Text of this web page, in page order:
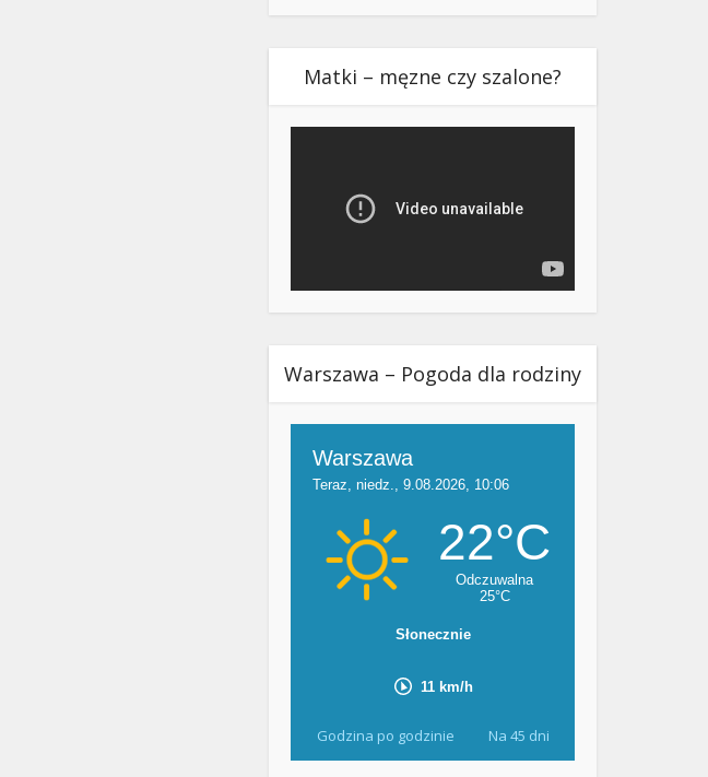
Matki – męzne czy szalone?
Warszawa – Pogoda dla rodziny
Godzina po godzinie Na 45 dni